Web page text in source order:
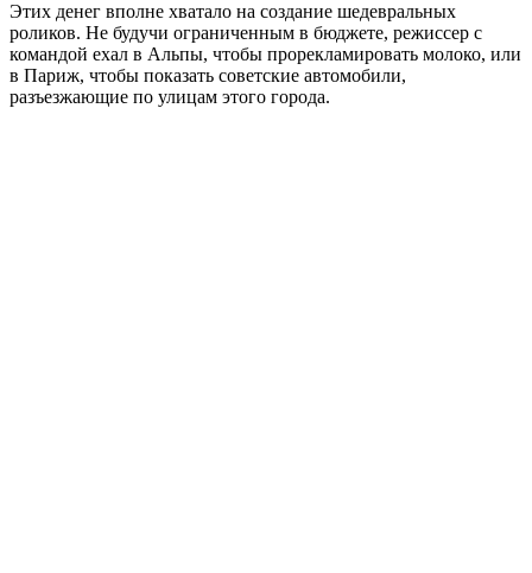
Этих денег вполне хватало на создание шедевральных
роликов. Не будучи ограниченным в бюджете, режиссер с
командой ехал в Альпы, чтобы прорекламировать молоко, или
в Париж, чтобы показать советские автомобили,
разъезжающие по улицам этого города.